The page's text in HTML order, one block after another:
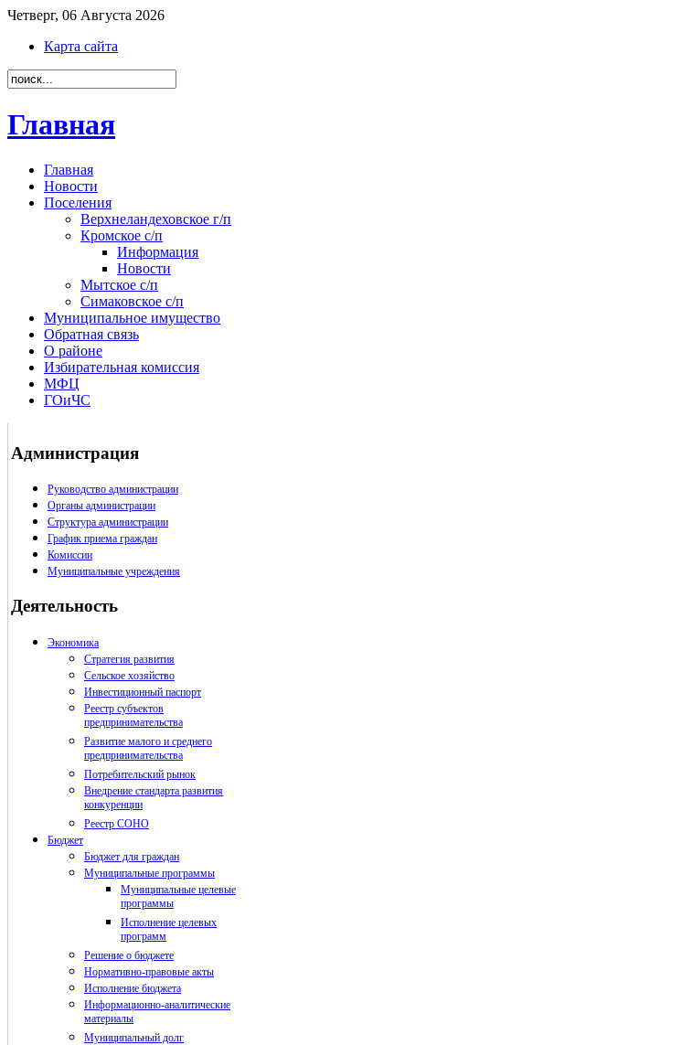
Четверг, 06 Августа 2026
Карта сайта
Главная
Главная
Новости
Поселения
Верхнеландеховское г/п
Кромское с/п
Информация
Новости
Мытское с/п
Симаковское с/п
Муниципальное имущество
Обратная связь
О районе
Избирательная комиссия
МФЦ
ГОиЧС
Администрация
Руководство администрации
Органы администрации
Структура администрации
График приема граждан
Комиссии
Муниципальные учреждения
Деятельность
Экономика
Стратегия развития
Сельское хозяйство
Инвестиционный паспорт
Реестр субъектов
предпринимательства
Развитие малого и среднего
предпринимательства
Потребительский рынок
Внедрение стандарта развития
конкуренции
Реестр СОНО
Бюджет
Бюджет для граждан
Муниципальные программы
Муниципальные целевые
программы
Исполнение целевых
программ
Решение о бюджете
Нормативно-правовые акты
Исполнение бюджета
Информационно-аналитические
материалы
Муниципальный долг